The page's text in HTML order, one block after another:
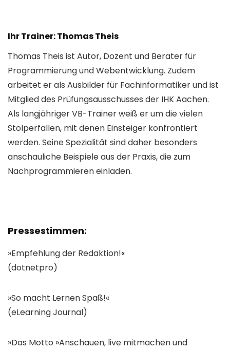
Ihr Trainer: Thomas Theis
Thomas Theis ist Autor, Dozent und Berater für
Programmierung und Webentwicklung. Zudem
arbeitet er als Ausbilder für Fachinformatiker und ist
Mitglied des Prüfungsausschusses der IHK Aachen.
Als langjähriger VB-Trainer weiß er um die vielen
Stolperfallen, mit denen Einsteiger konfrontiert
werden. Seine Spezialität sind daher besonders
anschauliche Beispiele aus der Praxis, die zum
Nachprogrammieren einladen.
Pressestimmen:
»Empfehlung der Redaktion!«
(dotnetpro)
»So macht Lernen Spaß!«
(eLearning Journal)
»Das Motto »Anschauen, live mitmachen und